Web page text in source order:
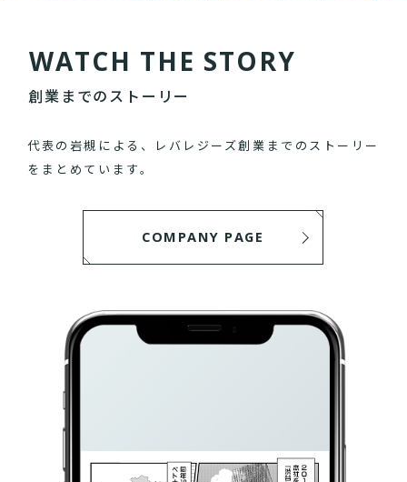
WATCH THE STORY
創業までのストーリー
代表の岩槻による、レバレジーズ創業までのストーリー
をまとめています。
COMPANY PAGE